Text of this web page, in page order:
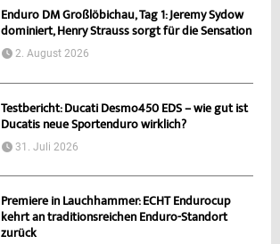
Enduro DM Großlöbichau, Tag 1: Jeremy Sydow
dominiert, Henry Strauss sorgt für die Sensation
2. August 2026
Testbericht: Ducati Desmo450 EDS – wie gut ist
Ducatis neue Sportenduro wirklich?
31. Juli 2026
Premiere in Lauchhammer: ECHT Endurocup
kehrt an traditionsreichen Enduro-Standort
zurück